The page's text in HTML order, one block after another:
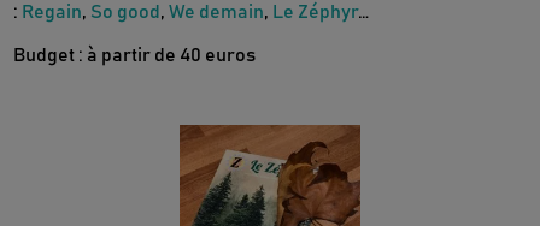
: Regain, So good ,We demain, Le Zéphyr…
Budget : à partir de 40 euros